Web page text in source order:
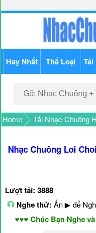
Hay Nhất Thể Loại Tải
Home Tải Nhạc Chuông
Nhạc Chuông Loi
Lượt tải: 3888
Nghe thử: Ấn ▶ để
♥♥♥ Chúc Bạn Nghe và